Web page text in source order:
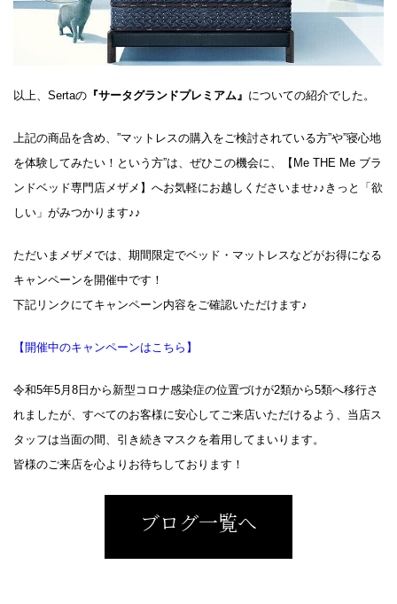
以上、Sertaの『サータグランドプレミアム』 についての紹介でした。
上記の商品を含め、”マットレスの購入をご検討されている方”や”寝心地
を体験してみたい！という方”は、ぜひこの機会に、【Me THE Me ブラ
ンドベッド専門店メザメ】へお気軽にお越しくださいませ♪♪きっと「欲
しい」がみつかります♪♪
ただいまメザメでは、期間限定でベッド・マットレスなどがお得になる
キャンペーンを開催中です！
下記リンクにてキャンペーン内容をご確認いただけます♪
【開催中のキャンペーンはこちら】
令和5年5月8日から新型コロナ感染症の位置づけが2類から5類へ移行さ
れましたが、すべてのお客様に安心してご来店いただけるよう、当店ス
タッフは当面の間、引き続きマスクを着用してまいります。
皆様のご来店を心よりお待ちしております！
ブログ一覧へ